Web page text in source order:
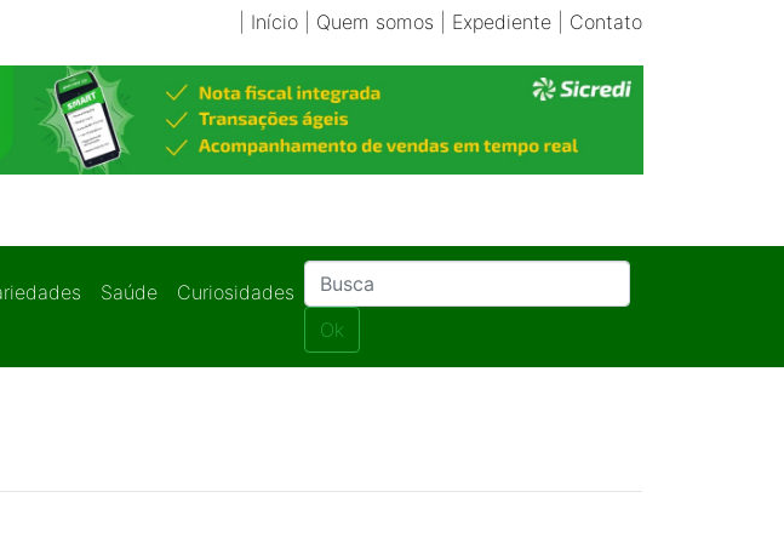
Início| Quem somos Expediente| Contato
Saúde
Curiosidades
Ok